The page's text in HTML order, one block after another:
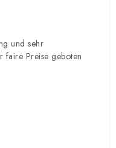
und sehr
Preise geboten